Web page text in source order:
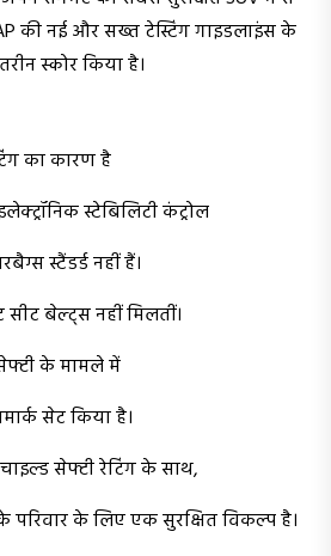
की नई और सख्त टेस्टिंग गाइडलाइंस के
स्कोर किया है।
का कारण है
स्टेबिलिटी कंट्रोल
स्टैंडर्ड नहीं हैं।
बेल्ट्स नहीं मिलतीं।
के मामले में
सेट किया है।
सेफ्टी रेटिंग के साथ,
के लिए एक सुरक्षित विकल्प है।